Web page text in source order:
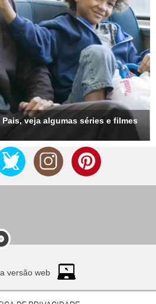
veja algumas séries e filmes
versão web